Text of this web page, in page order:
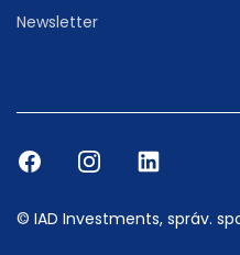
Newsletter
© IAD Investments, správ.